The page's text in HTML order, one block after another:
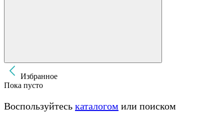
Избранное
Пока пусто
Воспользуйтесь каталогом или поиском